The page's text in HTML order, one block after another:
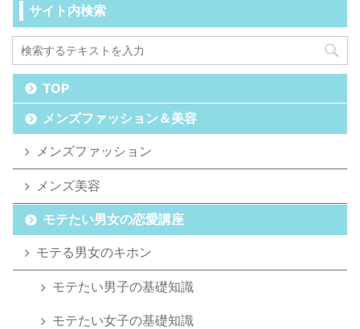
サイト内検索
TOP
メンズファッション＆美容
メンズファッション
メンズ美容
モテたい男女の恋愛講座
モテる男女のキホン
モテたい男子の基礎知識
モテたい女子の基礎知識